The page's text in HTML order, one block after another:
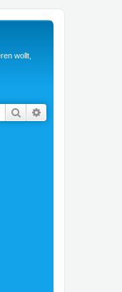
wollt,
Suche